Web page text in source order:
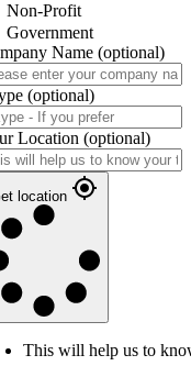
Non-Profit
Government
Name (optional)
(optional)
Location (optional)
location
This will help us to